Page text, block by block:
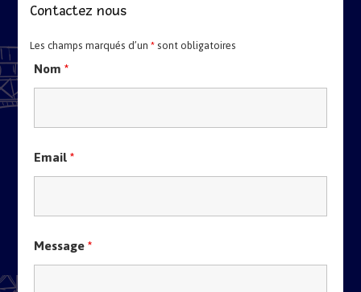
Contactez nous
Les champs marqués d’un*sont obligatoires
Nom*
Email*
Message*